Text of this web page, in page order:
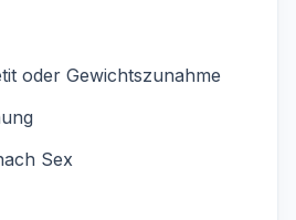
oder Gewichtszunahme
Sex